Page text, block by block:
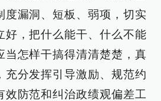
度漏洞、短板、弱项，切实
好，把什么能干、什么不能
当怎样干搞得清清楚楚，真
充分发挥引导激励、规范约
效防范和纠治政绩观偏差工